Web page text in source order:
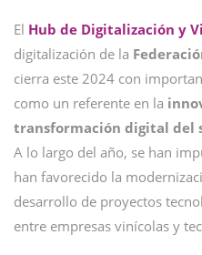
El Hub de Digitalización y
digitalización de la
cierra este 2024 con
como un referente en la
transformación digital del
A lo largo del año, se han
han favorecido la
desarrollo de proyectos
entre empresas vinícolas y